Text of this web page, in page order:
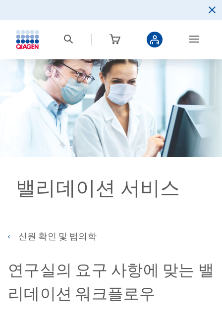
밸리데이션 서비스
신원 확인 및 법의학
연구실의 요구 사항에 맞는 밸
리데이션 워크플로우